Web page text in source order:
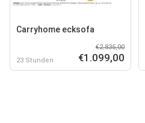
Carryhome ecksofa
23 Stunden
€2.835,00
€1.099,00